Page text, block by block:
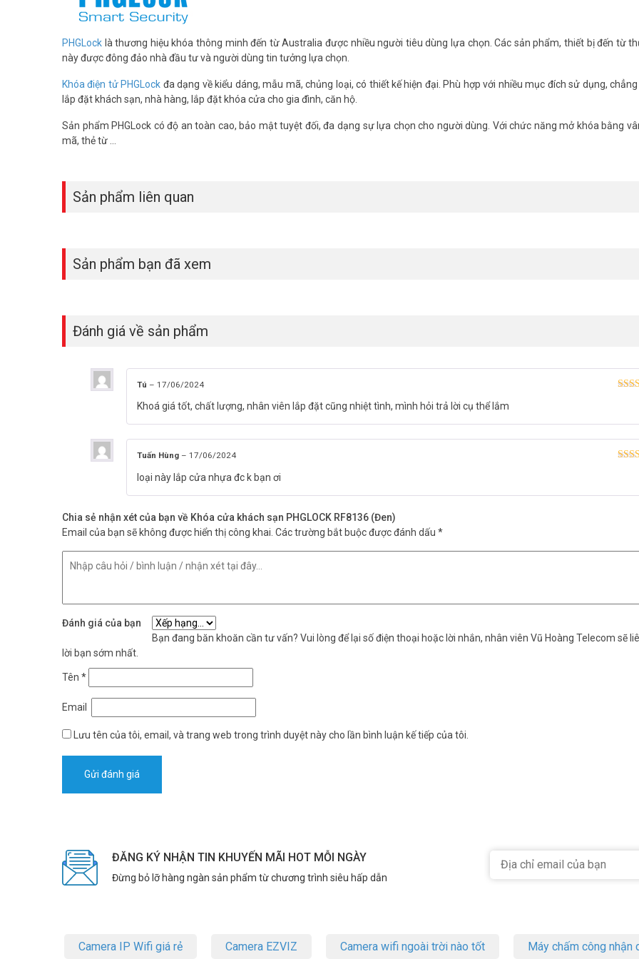
Thông số kỹ thuật khóa cửa thông minh cho khách sạn PHGLOCK RF8136 (Đen)
– Cấu tạo: nhôm CNC.
– Phù hợp cho khách sạn theo thiết kế hiện đại, thông dụng.
– Cách mở khóa: thẻ TM08 & chìa khóa cơ trong trường hợp khẩn cấp.
– Chức năng khóa đôi: tích hợp chốt an toàn, báo hiệu cửa chưa đóng chặt, chống cạy cửa.
– Đố cửa (mm): 38(dày) x 105rộng)
– Chuẩn ruột: Ruột tâm 62mm (có thể mở rộng dùng ruột tâm 70mm).
– Bảo hành: 24 tháng.
*** Xem thêm:
Đặt mua hàng Online ngay khóa PHGLOCK RF8136 (Đen) xin vui lòng liên hệ HOTLINE
PHGLock là thương hiệu khóa thông minh đến từ Australia được nhiều người tiêu dùng lựa chọn. Các sản phẩm, thiết bị đến từ
này được đông đảo nhà đầu tư và người dùng tin tưởng lựa chọn.
Khóa điện tử PHGLock đa dạng về kiểu dáng, mẫu mã, chủng loại, có thiết kế hiện đại. Phù hợp với nhiều mục đích sử dụng,
lắp đặt khách sạn, nhà hàng, lắp đặt khóa cửa cho gia đình, căn hộ.
Sản phẩm PHGLock có độ an toàn cao, bảo mật tuyệt đối, đa dạng sự lựa chọn cho người dùng. Với chức năng mở khóa bằng
mã, thẻ từ …
Sản phẩm liên quan
Sản phẩm bạn đã xem
Đánh giá về sản phẩm
Tú – 17/06/2024
Khoá giá tốt, chất lượng, nhân viên lắp đặt cũng nhiệt tình, mình hỏi trả lời cụ thể lắm
Tuấn Hùng – 17/06/2024
loại này lắp cửa nhựa đc k bạn ơi
Chia sẻ nhận xét của bạn về Khóa cửa khách sạn PHGLOCK RF8136 (Đen)
Email của bạn sẽ không được hiển thị công khai. Các trường bắt buộc được đánh dấu *
Đánh giá của bạn
Bạn đang băn khoăn cần tư vấn? Vui lòng để lại số điện thoại hoặc lời nhắn, nhân viên Vũ Hoàng Telecom sẽ
lời bạn sớm nhất.
Tên *
Email
Lưu tên của tôi, email, và trang web trong trình duyệt này cho lần bình luận kế tiếp của tôi.
ĐĂNG KÝ NHẬN TIN KHUYẾN MÃI HOT MỖI NGÀY
Đừng bỏ lỡ hàng ngàn sản phẩm từ chương trình siêu hấp dẫn
Camera IP Wifi giá rẻ Camera EZVIZ Camera wifi ngoài trời nào tốt Máy chấm công nhận